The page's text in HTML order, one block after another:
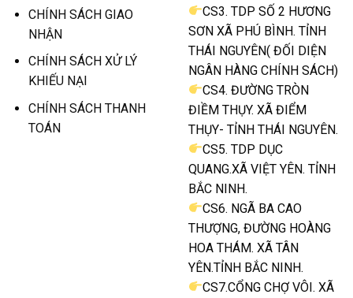
CHÍNH SÁCH GIAO
NHẬN
CHÍNH SÁCH XỬ LÝ
KHIẾU NẠI
CHÍNH SÁCH THANH
TOÁN
CS3. TDP SỐ 2 HƯƠNG
SƠN XÃ PHÚ BÌNH. TỈNH
THÁI NGUYÊN( ĐỐI DIỆN
NGÂN HÀNG CHÍNH SÁCH)
CS4. ĐƯỜNG TRÒN
ĐIỀM THỤY. XÃ ĐIỂM
THỤY- TỈNH THÁI NGUYÊN.
CS5. TDP DỤC
QUANG.XÃ VIỆT YÊN. TỈNH
BẮC NINH.
CS6. NGÃ BA CAO
THƯỢNG, ĐƯỜNG HOÀNG
HOA THÁM. XÃ TÂN
YÊN.TỈNH BẮC NINH.
CS7.CỔNG CHỢ VÔI. XÃ